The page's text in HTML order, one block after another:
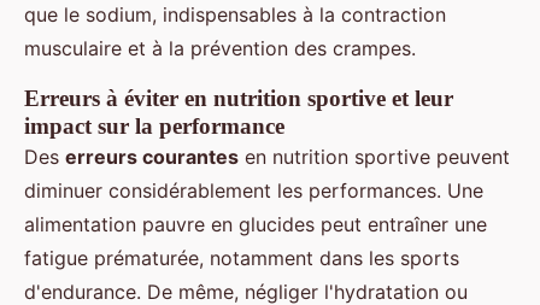
que le sodium, indispensables à la contraction
musculaire et à la prévention des crampes.
Erreurs à éviter en nutrition sportive et leur
impact sur la performance
Des erreurs courantes en nutrition sportive peuvent
diminuer considérablement les performances. Une
alimentation pauvre en glucides peut entraîner une
fatigue prématurée, notamment dans les sports
d'endurance. De même, négliger l'hydratation ou